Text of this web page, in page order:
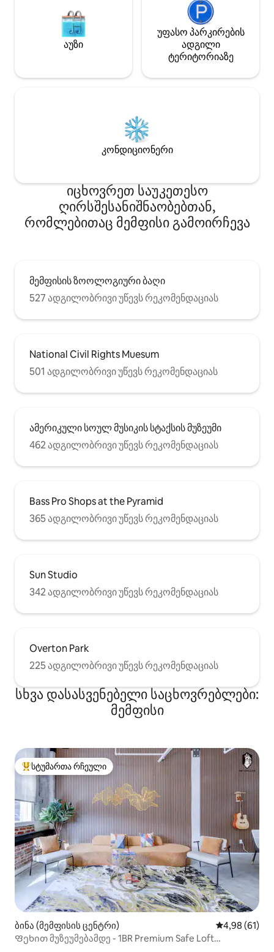
მაღალსიჩქარიანი Wi‑Fi. Სარეცხი
მანქანა და საშრობი სახლში. შინაური
ცხოველები დაიშვებიან, მათთვის
გადასახადი არ გადასახდელია.
აუზი
უფასო პარკირების
ადგილი
ტერიტორიაზე
კონდიციონერი
იცხოვრეთ საუკეთესო
ღირსშესანიშნაობებთან,
რომლებითაც მემფისი გამოირჩევა
მემფისის ზოოლოგიური ბაღი
527 ადგილობრივი უწევს რეკომენდაციას
National Civil Rights Muesum
501 ადგილობრივი უწევს რეკომენდაციას
ამერიკული სოულ მუსიკის სტაქსის მუზეუმი
462 ადგილობრივი უწევს რეკომენდაციას
Bass Pro Shops at the Pyramid
365 ადგილობრივი უწევს რეკომენდაციას
Sun Studio
342 ადგილობრივი უწევს რეკომენდაციას
Overton Park
225 ადგილობრივი უწევს რეკომენდაციას
სხვა დასასვენებელი საცხოვრებლები:
მემფისი
სტუმართა რჩეული მოწინავე ვარიანტი
სტუმართა რჩეული
ბინა (მემფისის ცენტრი) საშუალო
4,98 (61)
Ფეხით მუზეუმებამდე - 1BR Premium Safe Loft